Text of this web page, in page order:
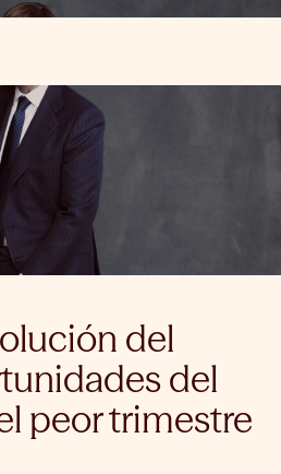
del
del
peor trimestre